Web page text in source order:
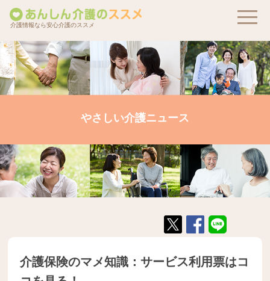
介護情報なら安心介護のススメ
やさしい介護ニュース
介護保険のマメ知識：サービス利用票はコ